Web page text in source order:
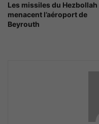
Les missiles du Hezbollah
menacent l’aéroport de
Beyrouth